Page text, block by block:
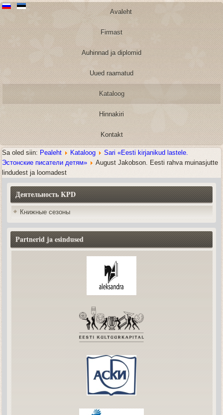
Avaleht
Firmast
Auhinnad ja diplomid
Uued raamatud
Kataloog
Hinnakiri
Kontakt
Sa oled siin: Pealeht Kataloog
Sari «Eesti kirjanikud lastele.
Эстонские писатели детям»
August Jakobson. Eesti rahva muinasjutte
lindudest ja loomadest
Деятельность KPD
Книжные сезоны
Partnerid ja esindused